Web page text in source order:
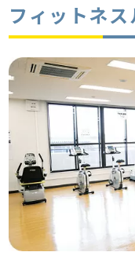
フィットネス